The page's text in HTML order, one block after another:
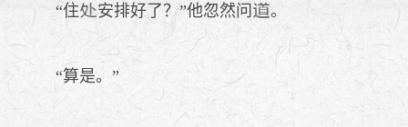
“住 安排好了？”他忽然问 。
“算是。”